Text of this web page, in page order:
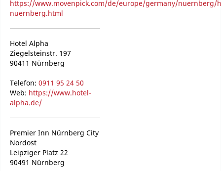
https://www.movenpick.com/de/europe/germany/nuernberg/
nuernberg.html
Hotel Alpha
Ziegelsteinstr. 197
90411 Nürnberg
Telefon: 0911 95 24 50
Web: https://www.hotel-
alpha.de/
Premier Inn Nürnberg City
Nordost
Leipziger Platz 22
90491 Nürnberg